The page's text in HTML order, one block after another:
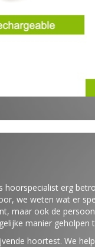
hoorspecialist erg
we weten wat er
maar ook de
manier geholpen
hoortest. We